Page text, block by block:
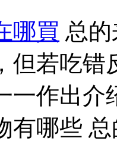
哪買 总
但若吃错
一作出介
有哪些